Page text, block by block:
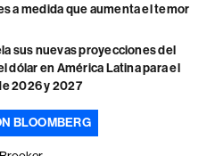
a medida que aumenta el temor
sus nuevas proyecciones del
dólar en América Latina para el
2026 y 2027
BLOOMBERG